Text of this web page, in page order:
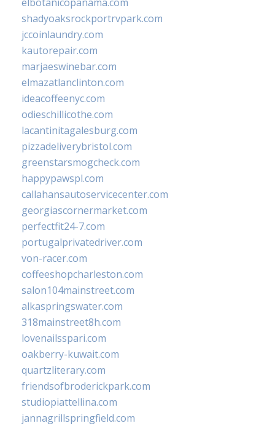
shadyoaksrockportrvpark.com
jccoinlaundry.com
kautorepair.com
marjaeswinebar.com
elmazatlanclinton.com
ideacoffeenyc.com
odieschillicothe.com
lacantinitagalesburg.com
pizzadeliverybristol.com
greenstarsmogcheck.com
happypawspl.com
callahansautoservicecenter.com
georgiascornermarket.com
perfectfit24-7.com
portugalprivatedriver.com
von-racer.com
coffeeshopcharleston.com
salon104mainstreet.com
alkaspringswater.com
318mainstreet8h.com
lovenailsspari.com
oakberry-kuwait.com
quartzliterary.com
friendsofbroderickpark.com
studiopiattellina.com
jannagrillspringfield.com